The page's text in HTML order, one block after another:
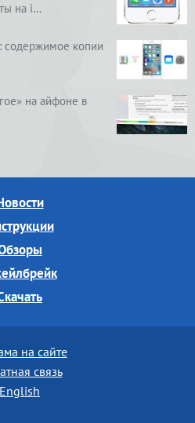
на i…
содержимое копии
на айфоне в
на сайте
связь
English